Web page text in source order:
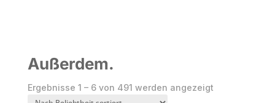
Außerdem.
Ergebnisse 1 – 6 von 491 werden angezeigtNach